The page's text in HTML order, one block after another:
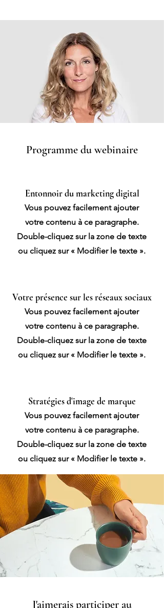
Programme du webinaire
Entonnoir du marketing digital
Vous pouvez facilement ajouter
votre contenu à ce paragraphe.
Double-cliquez sur la zone de texte
ou cliquez sur « Modifier le texte ».
Votre présence sur les réseaux sociaux
Vous pouvez facilement ajouter
votre contenu à ce paragraphe.
Double-cliquez sur la zone de texte
ou cliquez sur « Modifier le texte ».
Stratégies d'image de marque
Vous pouvez facilement ajouter
votre contenu à ce paragraphe.
Double-cliquez sur la zone de texte
ou cliquez sur « Modifier le texte ».
J'aimerais participer au